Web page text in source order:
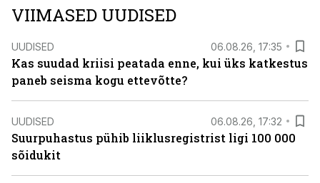
VIIMASED UUDISED
UUDISED 06.08.26, 17:35
Kas suudad kriisi peatada enne, kui üks katkestus
paneb seisma kogu ettevõtte?
UUDISED 06.08.26, 17:32
Suurpuhastus pühib liiklusregistrist ligi 100 000
sõidukit